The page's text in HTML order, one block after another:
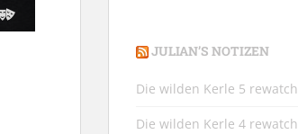
JULIAN’S NOTIZEN
Die wilden Kerle 5 rewatch
Die wilden Kerle 4 rewatch